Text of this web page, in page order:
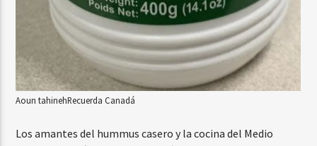
Aoun tahinehRecuerda Canadá
Los amantes del hummus casero y la cocina del Medio